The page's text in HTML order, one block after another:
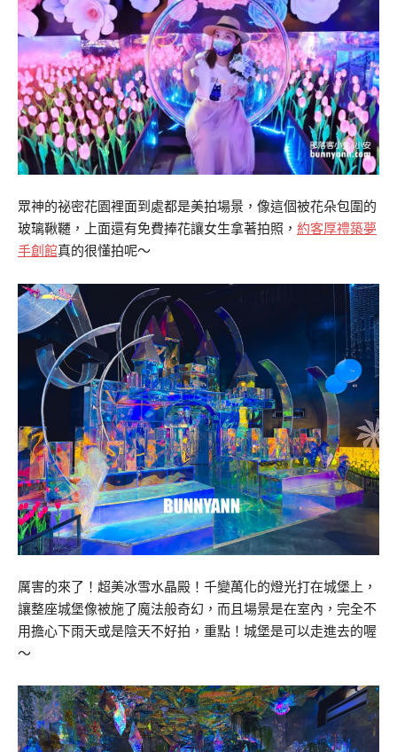
眾神的祕密花園裡面到處都是美拍場景，像這個被花朵包圍的
玻璃鞦韆，上面還有免費捧花讓女生拿著拍照， 約客厚禮築夢
手創館真的很懂拍呢～
厲害的來了！超美冰雪水晶殿！千變萬化的燈光打在城堡上，
讓整座城堡像被施了魔法般奇幻，而且場景是在室內，完全不
用擔心下雨天或是陰天不好拍，重點！城堡是可以走進去的喔
～